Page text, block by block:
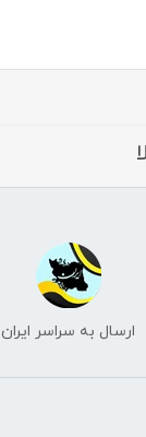
ارسال به سراسر ایران